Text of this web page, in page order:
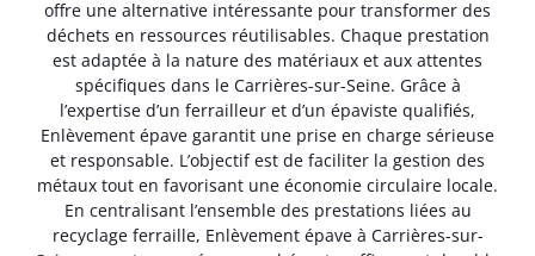
offre une alternative intéressante pour transformer des
déchets en ressources réutilisables. Chaque prestation
est adaptée à la nature des matériaux et aux attentes
spécifiques dans le Carrières-sur-Seine. Grâce à
l’expertise d’un ferrailleur et d’un épaviste qualifiés,
Enlèvement épave garantit une prise en charge sérieuse
et responsable. L’objectif est de faciliter la gestion des
métaux tout en favorisant une économie circulaire locale.
En centralisant l’ensemble des prestations liées au
recyclage ferraille, Enlèvement épave à Carrières-sur-